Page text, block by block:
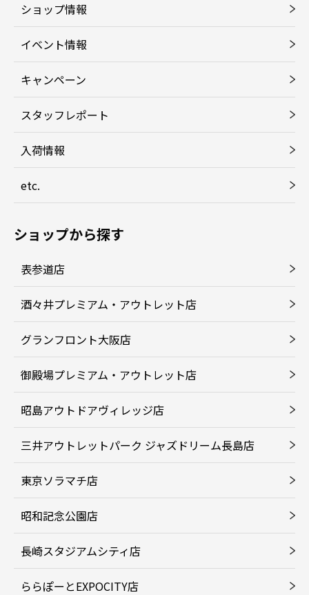
ショップ情報
イベント情報
キャンペーン
スタッフレポート
入荷情報
etc.
ショップから探す
表参道店
酒々井プレミアム・アウトレット店
グランフロント大阪店
御殿場プレミアム・アウトレット店
昭島アウトドアヴィレッジ店
三井アウトレットパーク ジャズドリーム長島店
東京ソラマチ店
昭和記念公園店
長崎スタジアムシティ店
ららぽーとEXPOCITY店